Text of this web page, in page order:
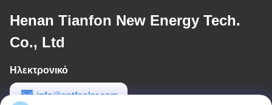
Henan Tianfon New Energy Tech.
Co., Ltd
Ηλεκτρονικό
info@cntfsolar.com